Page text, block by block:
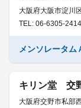
大阪府大阪市淀川
TEL: 06-6305-2414
メンソレータ
キリン堂 交
大阪府交野市私部